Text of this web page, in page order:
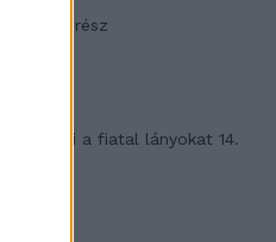
Minka 11. rész
T. szereti a fiatal lányokat 14.